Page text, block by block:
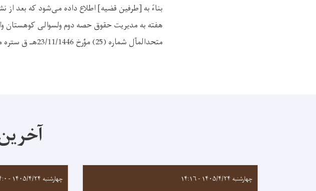
بناءً به [طرفین قضیه] اطلاع داده می‌شود که بعد
هفته به مدیریت حقوق حصه دوم ولسوالی کوهستان
متحدالمآل شماره (25) مؤرخ 23/11/1446هـ ق ستره محکمه، اجراآت خواهد نمود.
چهارشنبه ۱۴۰۵/۴/۲۴ - ۱۴:۱۶ چهارشنبه ۱۴۰۵/۴/۲۴ - ۱۴:۰